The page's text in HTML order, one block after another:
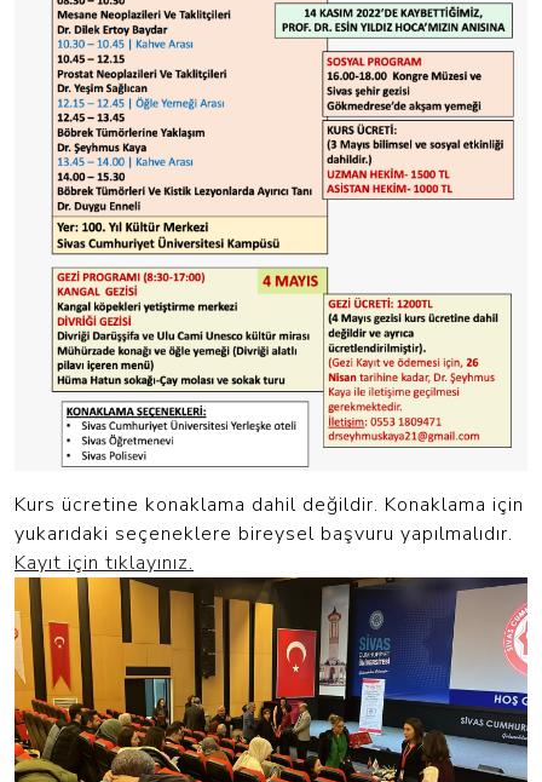
Kurs ücretine konaklama dahil değildir. Konaklama için
yukarıdaki seçeneklere bireysel başvuru yapılmalıdır.
Kayıt için tıklayınız.